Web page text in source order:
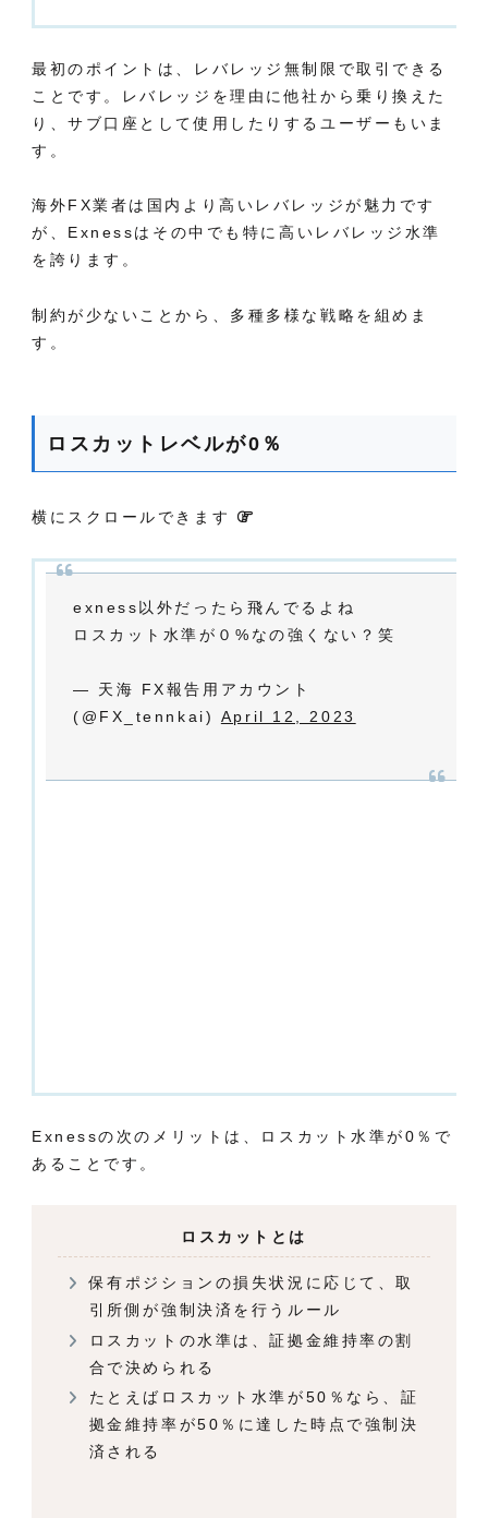
最初のポイントは、レバレッジ無制限で取引できる
ことです。レバレッジを理由に他社から乗り換えた
り、サブ口座として使用したりするユーザーもいま
す。
海外FX業者は国内より高いレバレッジが魅力です
が、Exnessはその中でも特に高いレバレッジ水準
を誇ります。
制約が少ないことから、多種多様な戦略を組めま
す 。
ロスカットレベルが0％
横にスクロールできます
exness以外だったら飛んでるよね
ロスカット水準が０%なの強くない？笑
— 天海 FX報告用アカウント
(@FX_tennkai) April 12, 2023
Exnessの次のメリットは、ロスカット水準が0％で
あることです。
ロスカットとは
保有ポジションの損失状況に応じて、取
引所側が強制決済を行うルール
ロスカットの水準は、証拠金維持率の割
合で決められる
たとえばロスカット水準が50％なら、証
拠金維持率が50％に達した時点で強制決
済される